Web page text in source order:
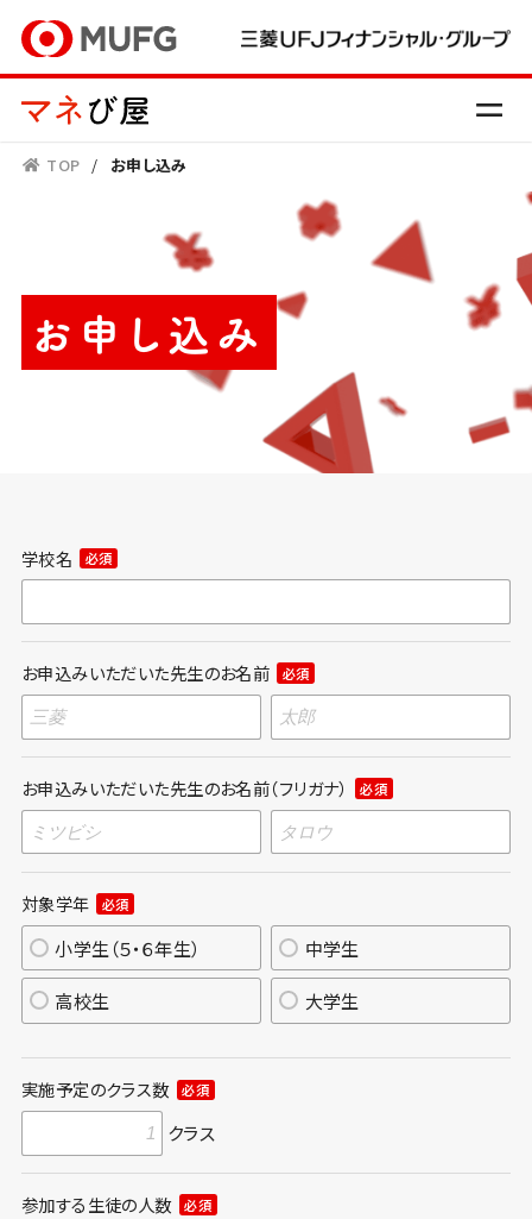
TOP / お申し込み
お申し込み
学校名 必須
お申込みいただいた先生のお名前 必須
お申込みいただいた先生のお名前（フリガナ） 必須
対象学年 必須
小学生（５・６年生） 中学生
高校生 大学生
実施予定のクラス数 必須
クラス
参加する生徒の人数 必須